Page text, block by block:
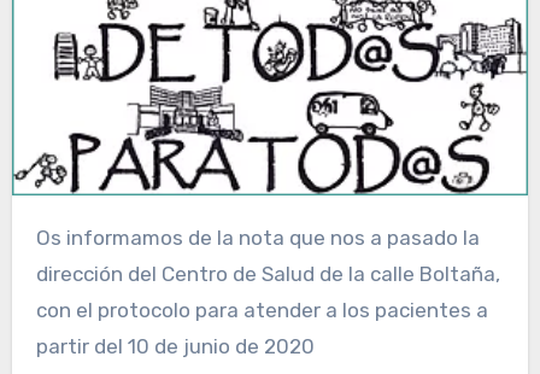
Os informamos de la nota que nos a pasado la
dirección del Centro de Salud de la calle Boltaña,
con el protocolo para atender a los pacientes a
partir del 10 de junio de 2020